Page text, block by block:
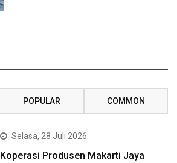
POPULAR COMMON
Selasa, 28 Juli 2026
Koperasi Produsen Makarti Jaya